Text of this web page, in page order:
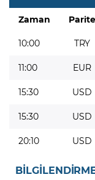
Zaman Parite
10:00 TRY
11:00 EUR
15:30 USD
15:30 USD
20:10 USD